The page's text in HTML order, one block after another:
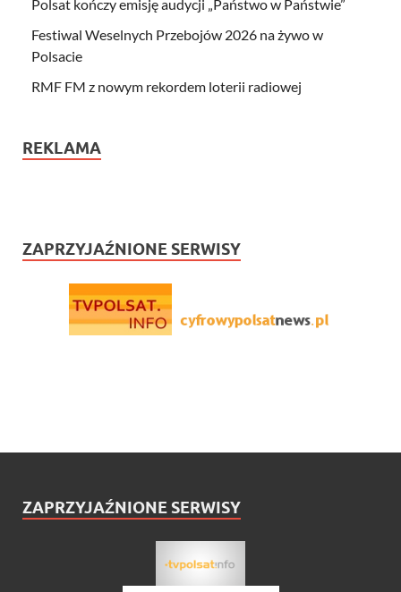
Polsat kończy emisję audycji „Państwo w Państwie”
Festiwal Weselnych Przebojów 2026 na żywo w
Polsacie
RMF FM z nowym rekordem loterii radiowej
REKLAMA
ZAPRZYJAŹNIONE SERWISY
ZAPRZYJAŹNIONE SERWISY